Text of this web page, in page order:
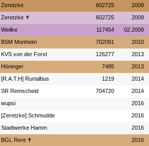
Zeretzke 602725 2009
Zeretzke ✝ 602725 2009
Weilke 117454 02.2009
BSM Monheim 702091 2010
KVS von der Forst 126277 2013
Höninger 7485 2013
[R.A.T.H] Rurtalbus 1219 2014
SR Remscheid 704720 2014
wupsi 2016
[Zeretzke] Schmudde 2016
Stadtwerke Hamm 2016
BGL Rent ✝︎ 2016